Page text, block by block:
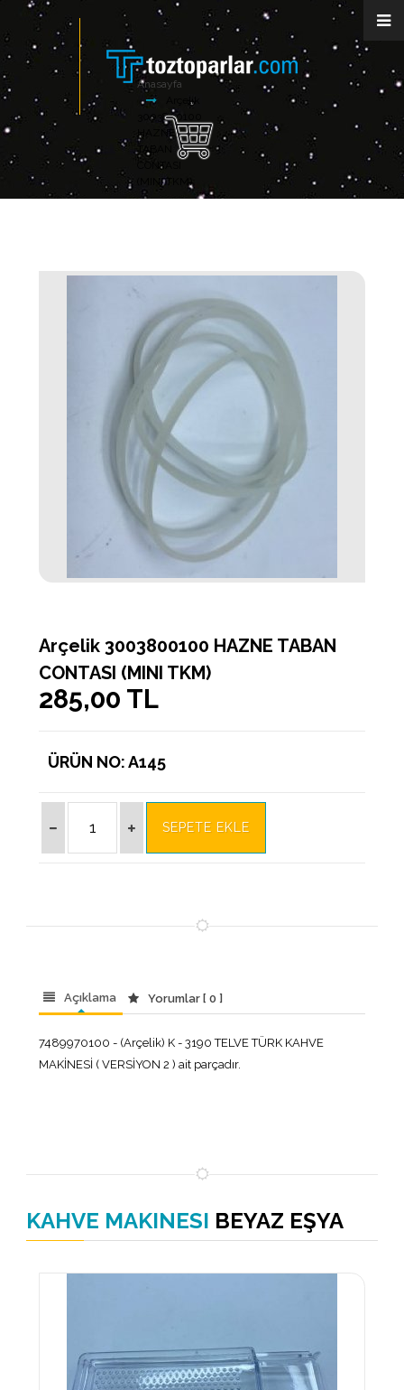
Anasayfa
Arçelik
3003800100
HAZNE
TABAN
CONTASI
(MINI TKM)
Arçelik 3003800100 HAZNE TABAN
CONTASI (MINI TKM)
285,00 TL
ÜRÜN NO: A145
Açıklama Yorumlar [ 0 ]
7489970100 - (Arçelik) K - 3190 TELVE TÜRK KAHVE
MAKİNESİ ( VERSİYON 2 ) ait parçadır.
KAHVE MAKINESI BEYAZ EŞYA